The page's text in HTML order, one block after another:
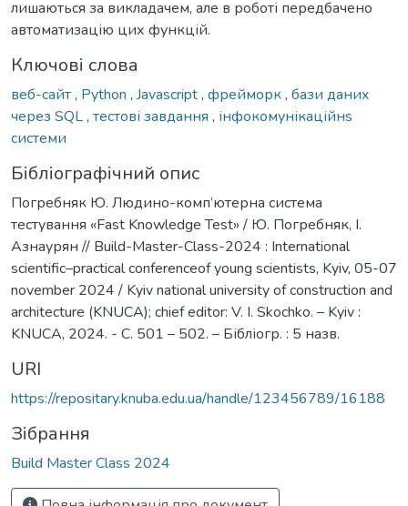
лишаються за викладачем, але в роботі передбачено
автоматизацію цих функцій.
Ключові слова
веб-сайт, Python , Javascript, фрейморк, бази даних
через SQL, тестові завдання , інфокомунікаційнs
системи
Бібліографічний опис
Погребняк Ю. Людино-комп’ютерна система
тестування «Fast Knowledge Test» / Ю. Погребняк, І.
Азнаурян // Build-Master-Class-2024 : International
scientific–practical conferenceof young scientists, Kyiv, 05-07
november 2024 / Kyiv national university of construction and
architecture (KNUCA); chief editor: V. I. Skochko. – Kyiv :
KNUCA, 2024. - С. 501 – 502. – Бібліогр. : 5 назв.
URI
https://repositary.knuba.edu.ua/handle/123456789/16188
Зібрання
Build Master Class 2024